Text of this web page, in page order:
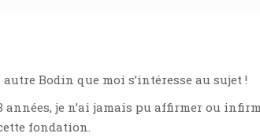
Bodin que moi s’intéresse au sujet !
années, je n’ai jamais pu affirmer ou
fondation.